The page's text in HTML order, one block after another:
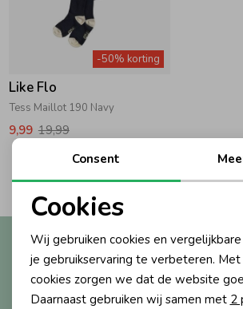
Zwemkleding
Vesten
Overhemden
Colberts & Gilets
Boxpakjes
Zwemkleding
Vesten
Overhemden
Jurken
Rokken & Skorts
Cadeaubonnen
Kledingaccessoires
Babyaccessoires
Verzorgingsproducten
Beenmode
Winterjassen
Zwemvesten & Zwembandjes
Winterjassen
-50% korting
Like Flo
Tess Maillot 190 Navy
9,99 19,99
Altijd als eerste op de hoogte?
Ontvang nieuwe collecties, exclusieve
10% korting* op je eerste bestelling.
Noodzakelijke cookies
Personalisatie cookies
Analytische cookies
Consent
Cookies
Wij gebruiken cookies en
je gebruikservaring te verbeteren.
cookies zorgen we dat de website
Daarnaast gebruiken wij samen met 2